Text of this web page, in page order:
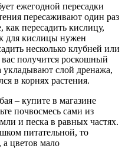
ежегодной пересадки
пересаживают один раз
как пересадить кислицу,
для кислицы нужен
несколько клубней или
вас получится роскошный
слой дренажа,
в корнях растения.
– купите в магазине
почвосмесь сами из
и песка в равных частях.
питательной, то
а цветов мало